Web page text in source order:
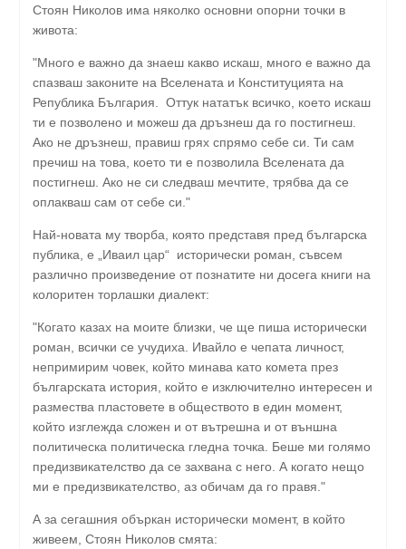
Стоян Николов има няколко основни опорни точки в
живота:
"Много е важно да знаеш какво искаш, много е важно да
спазваш законите на Вселената и Конституцията на
Република България. Оттук нататък всичко, което искаш
ти е позволено и можеш да дръзнеш да го постигнеш.
Ако не дръзнеш, правиш грях спрямо себе си. Ти сам
пречиш на това, което ти е позволила Вселената да
постигнеш. Ако не си следваш мечтите, трябва да се
оплакваш сам от себе си."
Най-новата му творба, която представя пред българска
публика, е „Иваил цар“ исторически роман, съвсем
различно произведение от познатите ни досега книги на
колоритен торлашки диалект:
"Когато казах на моите близки, че ще пиша исторически
роман, всички се учудиха. Ивайло е чепата личност,
непримирим човек, който минава като комета през
българската история, който е изключително интересен и
размества пластовете в обществото в един момент,
който изглежда сложен и от вътрешна и от външна
политическа политическа гледна точка. Беше ми голямо
предизвикателство да се захвана с него. А когато нещо
ми е предизвикателство, аз обичам да го правя."
А за сегашния объркан исторически момент, в който
живеем, Стоян Николов смята: